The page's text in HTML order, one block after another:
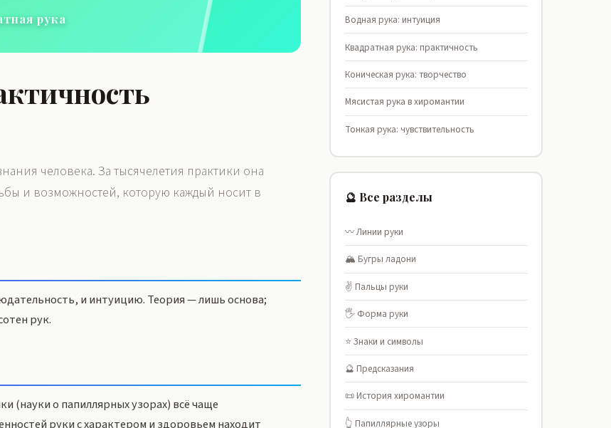
рука
человека. За тысячелетия практики она
и возможностей, которую каждый носит в
и интуицию. Теория — лишь основа;
рук.
(науки о папиллярных узорах) всё чаще
руки с характером и здоровьем находит
Водная рука: интуиция
Квадратная рука: практичность
Коническая рука: творчество
Мясистая рука в хиромантии
Тонкая рука: чувствительность
🔮 Все разделы
〰️ Линии руки
🏔️ Бугры ладони
✌️ Пальцы руки
🖐️ Форма руки
⭐ Знаки и символы
🔮 Предсказания
📜 История хиромантии
👆 Папиллярные узоры